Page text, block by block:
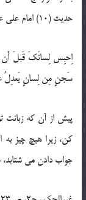
حدیث (10) امام على عليه السلام :
اِحبِس لِسانَكَ قَبلَ
سَجنٍ مِن لِسانٍ يَعدِلُ
پيش از آن كه زبانت
كن، زيرا هيچ چيز
جواب دادن مى